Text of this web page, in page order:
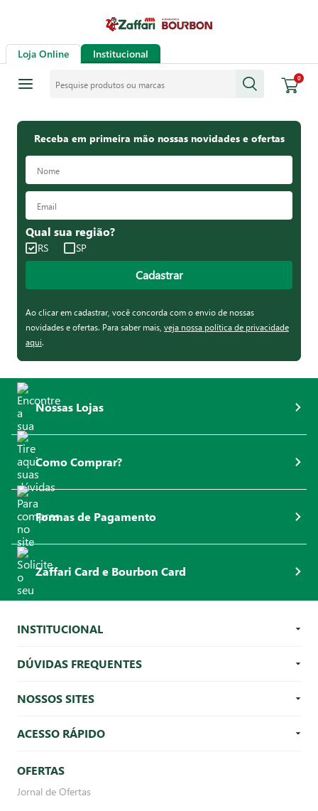
Loja Online Institucional
0
Receba em primeira mão nossas novidades e ofertas
Qual sua região?
RS SP
Cadastrar
Ao clicar em cadastrar, você concorda com o envio de nossas
novidades e ofertas. Para saber mais, veja nossa política de privacidade
aqui.
Nossas Lojas
Como Comprar?
Formas de Pagamento
Zaffari Card e Bourbon Card
INSTITUCIONAL
DÚVIDAS FREQUENTES
NOSSOS SITES
ACESSO RÁPIDO
OFERTAS
Jornal de Ofertas